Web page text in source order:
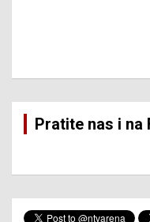
Pratite nas i na